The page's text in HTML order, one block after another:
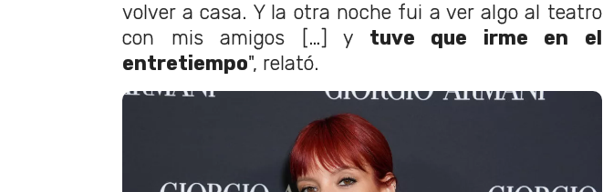
volver a casa. Y la otra noche fui a ver algo al teatro
con mis amigos […] y tuve que irme en el
entretiempo", relató.